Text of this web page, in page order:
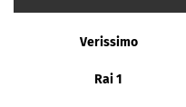
Verissimo
Rai 1